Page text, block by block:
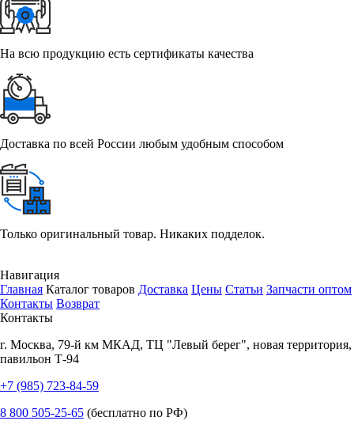
На всю продукцию есть сертификаты качества
Доставка по всей России любым удобным способом
Только оригинальный товар. Никаких подделок.
Навигация
Главная Каталог товаров Доставка Цены Статьи Запчасти оптом
Контакты Возврат
Контакты
г. Москва, 79-й км МКАД, ТЦ "Левый берег", новая территория,
павильон Т-94
+7 (985) 723-84-59
8 800 505-25-65 (бесплатно по РФ)